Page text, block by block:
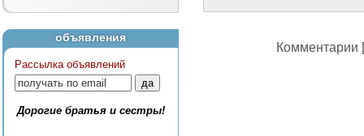
объявления
Рассылка объявлений
Дорогие братья и сестры!
Комментарии